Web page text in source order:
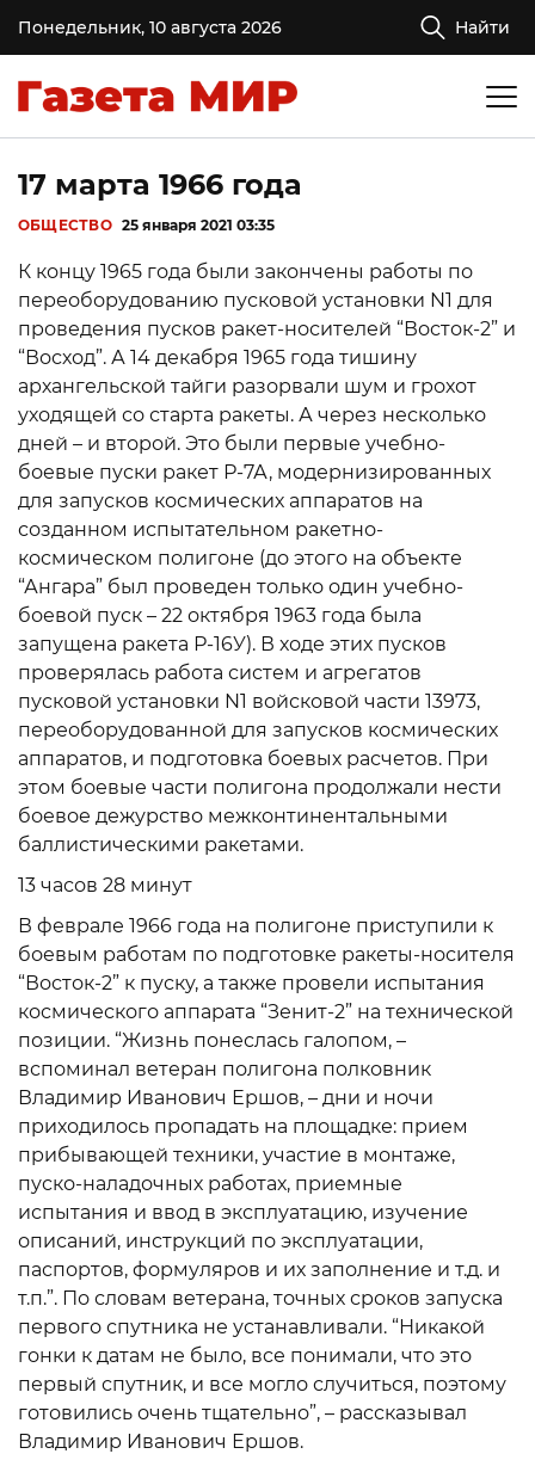
Понедельник, 10 августа 2026 Найти
17 марта 1966 года
ОБЩЕСТВО 25 января 2021 03:35
К концу 1965 года были закончены работы по
переоборудованию пусковой установки N1 для
проведения пусков ракет-носителей “Восток-2” и
“Восход”. А 14 декабря 1965 года тишину
архангельской тайги разорвали шум и грохот
уходящей со старта ракеты. А через несколько
дней – и второй. Это были первые учебно-
боевые пуски ракет Р-7А, модернизированных
для запусков космических аппаратов на
созданном испытательном ракетно-
космическом полигоне (до этого на объекте
“Ангара” был проведен только один учебно-
боевой пуск – 22 октября 1963 года была
запущена ракета Р-16У). В ходе этих пусков
проверялась работа систем и агрегатов
пусковой установки N1 войсковой части 13973,
переоборудованной для запусков космических
аппаратов, и подготовка боевых расчетов. При
этом боевые части полигона продолжали нести
боевое дежурство межконтинентальными
баллистическими ракетами.
13 часов 28 минут
В феврале 1966 года на полигоне приступили к
боевым работам по подготовке ракеты-носителя
“Восток-2” к пуску, а также провели испытания
космического аппарата “Зенит-2” на технической
позиции. “Жизнь понеслась галопом, –
вспоминал ветеран полигона полковник
Владимир Иванович Ершов, – дни и ночи
приходилось пропадать на площадке: прием
прибывающей техники, участие в монтаже,
пуско-наладочных работах, приемные
испытания и ввод в эксплуатацию, изучение
описаний, инструкций по эксплуатации,
паспортов, формуляров и их заполнение и т.д. и
т.п.”. По словам ветерана, точных сроков запуска
первого спутника не устанавливали. “Никакой
гонки к датам не было, все понимали, что это
первый спутник, и все могло случиться, поэтому
готовились очень тщательно”, – рассказывал
Владимир Иванович Ершов.